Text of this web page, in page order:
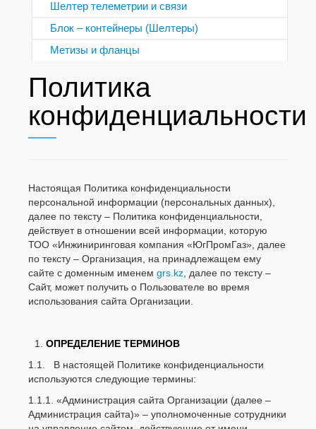
Шелтер телеметрии и связи
Блок – контейнеры (Шелтеры)
Метизы и фланцы
Политика
конфиденциальности
Настоящая Политика конфиденциальности
персональной информации (персональных данных),
далее по тексту – Политика конфиденциальности,
действует в отношении всей информации, которую
ТОО «Инжиниринговая компания «ЮгПромГаз», далее
по тексту – Организация, на принадлежащем ему
сайте с доменным именем grs.kz , далее по тексту –
Сайт, может получить о Пользователе во время
использования сайта Организации.
ОПРЕДЕЛЕНИЕ ТЕРМИНОВ
1.1. В настоящей Политике конфиденциальности
используются следующие термины:
1.1.1. «Администрация сайта Организации (далее –
Администрация сайта)» – уполномоченные сотрудники